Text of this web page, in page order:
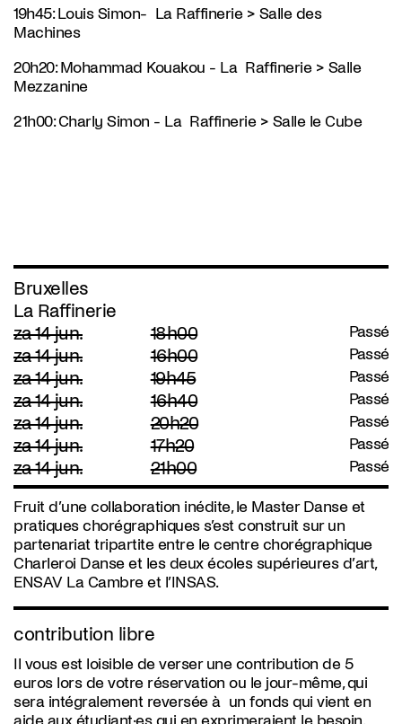
19h45: Louis Simon- La Raffinerie > Salle des
Machines
20h20: Mohammad Kouakou - La Raffinerie > Salle
Mezzanine
21h00: Charly Simon - La Raffinerie > Salle le Cube
Bruxelles
La Raffinerie
za 14 jun.
18h00 Passé
za 14 jun. 16h00 Passé
za 14 jun. 19h45 Passé
za 14 jun. 16h40 Passé
za 14 jun. 20h20 Passé
za 14 jun. 17h20 Passé
za 14 jun. 21h00 Passé
Fruit d’une collaboration inédite, le Master Danse et
pratiques chorégraphiques s’est construit sur un
partenariat tripartite entre le centre chorégraphique
Charleroi Danse et les deux écoles supérieures d’art,
ENSAV La Cambre et l’INSAS.
contribution libre
Il vous est loisible de verser une contribution de 5
euros lors de votre réservation ou le jour-même, qui
sera intégralement reversée à un fonds qui vient en